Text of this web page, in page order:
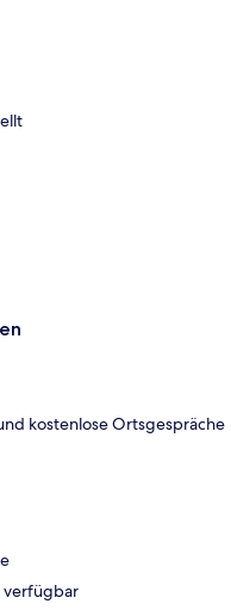
kostenlose Ortsgespräche
verfügbar